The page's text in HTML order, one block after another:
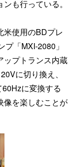
も行っている。
米使用のBDプレ
「MXI-2080」
ップトランス内蔵
に切り換え、
に変換する
像を楽しむことが